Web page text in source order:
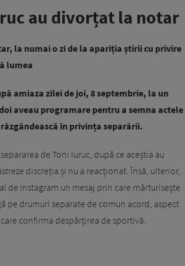
au divorțat la notar
la numai o zi de la apariția știrii cu privire
lumea
amiaza zilei de joi, 8 septembrie, la un
aveau programare pentru a semna actele
în privința separării.
de Toni Iuruc, după ce aceștia au
discreția și nu a reacționat. Însă, ulterior,
de Instagram un mesaj prin care mărturisește
pe drumuri separate de comun acord, aspect
confirma despărțirea de sportivă.